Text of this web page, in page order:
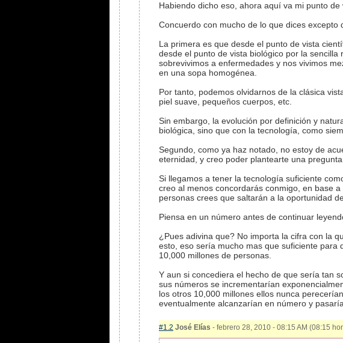
Habiendo dicho eso, ahora aquí va mi punto de
Concuerdo con mucho de lo que dices excepto
La primera es que desde el punto de vista
desde el punto de vista biológico por la
sobrevivimos a enfermedades y nos vivimos
en una sopa homogénea.
Por tanto, podemos olvidarnos de la clásica
piel suave, pequeños cuerpos, etc.
Sin embargo, la evolución por definición y
biológica, sino que con la tecnología, como
Segundo, como ya haz notado, no estoy de
eternidad, y creo poder plantearte una
Si llegamos a tener la tecnología suficiente
creo al menos concordarás conmigo, en base
personas crees que saltarán a la oportunidad
Piensa en un número antes de continuar
¿Pues adivina que? No importa la cifra con la
esto, eso sería mucho mas que suficiente
10,000 millones de personas.
Y aun si concediera el hecho de que sería tan
sus números se incrementarían
los otros 10,000 millones ellos nunca
eventualmente alcanzarían en número y
#1.2 José Elías - febrero 28, 2010 - 08:15 AM (08:15